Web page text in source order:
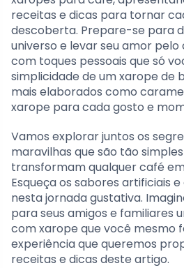
receitas e dicas para tornar
descoberta. Prepare-se para
universo e levar seu amor
com toques pessoais que só
simplicidade de um xarope de
mais elaborados como
xarope para cada gosto e
Vamos explorar juntos os
maravilhas que são tão
transformam qualquer café
Esqueça os sabores artificiais
nesta jornada gustativa.
para seus amigos e familiares
com xarope que você mesmo
experiência que queremos
receitas e dicas deste artigo.